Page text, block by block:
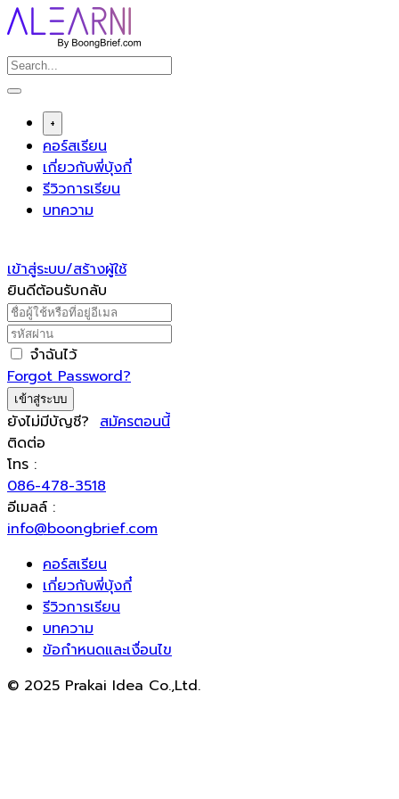
Skip
to
content
+
คอร์สเรียน
เกี่ยวกับพี่บุ้งกี๋
รีวิวการเรียน
บทความ
เข้าสู่ระบบ/สร้างผู้ใช้
ยินดีต้อนรับกลับ
จำฉันไว้
Forgot Password?
เข้าสู่ระบบ
ยังไม่มีบัญชี? สมัครตอนนี้
ติดต่อ
โทร :
086-478-3518
อีเมลล์ :
info@boongbrief.com
คอร์สเรียน
เกี่ยวกับพี่บุ้งกี๋
รีวิวการเรียน
บทความ
ข้อกำหนดและเงื่อนไข
© 2025 Prakai Idea Co.,Ltd.